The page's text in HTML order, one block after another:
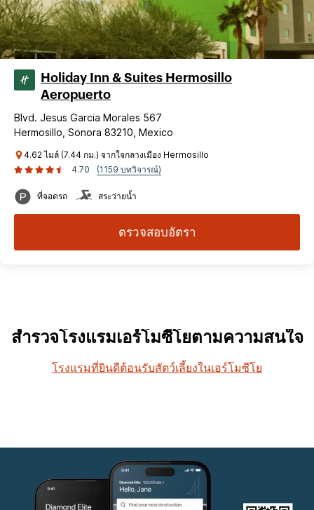
Holiday Inn & Suites Hermosillo
Aeropuerto
Blvd. Jesus Garcia Morales 567
Hermosillo, Sonora 83210, Mexico
4.62 ไมล์ (7.44 กม.) จากใจกลางเมือง Hermosillo
4.70
(1159 บทวิจารณ์)
ที่จอดรถ สระว่ายน้ำ
ตรวจสอบอัตรา
สำรวจโรงแรมเอร์โมซีโยตามความสนใจ
โรงแรมที่ยินดีต้อนรับสัตว์เลี้ยงในเอร์โมซีโย